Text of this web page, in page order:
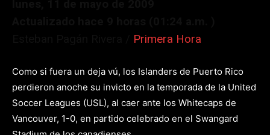
Primera Hora
Como si fuera un deja vú, los Islanders de Puerto Rico
perdieron anoche su invicto en la temporada de la United
Soccer Leagues (USL), al caer ante los Whitecaps de
Vancouver, 1-0, en partido celebrado en el Swangard